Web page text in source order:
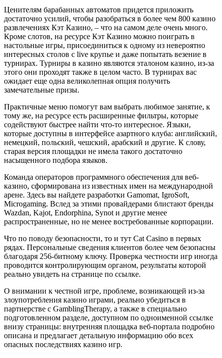
Ценителям барабанных автоматов придется приложить
достаточно усилий, чтобы разобраться в более чем 800 казино
развлечениях Кэт Казино, – что на самом деле очень много.
Кроме слотов, на ресурсе Кэт Казино можно поиграть в
настольные игры, присоединиться к одному из невероятно
интересных столов с live крупье и даже попытать везение в
турнирах. Турниры в казино являются эталоном казино, из-за
этого они проходят также в целом часто. В турнирах вас
ожидает еще одна великолепная опция получить
замечательные призы.
Практичные меню помогут вам выбрать любимое занятие, к
тому же, на ресурсе есть расширенные фильтры, которые
содействуют быстрее найти что-то интересное. Языки,
которые доступны в интерфейсе азартного клуба: английский,
немецкий, польский, чешский, арабский и другие. К слову,
старая версия площадки не имела такого достаточно
насыщенного подбора языков.
Команда операторов программного обеспечения для веб-
казино, сформирована из известных имен на международной
арене. Здесь вы найдете разработки Gamomat, IgroSoft,
Microgaming. Вслед за этими провайдерами блистают бренды
Wazdan, Kajot, Endorphina, Synot и другие менее
распространенные, но не менее востребованные корпорации.
Что по поводу безопасности, то и тут Cat Casino в первых
рядах. Персональные сведения клиентов более чем безопасны
благодаря 256-битному ключу. Проверка честности игр иногда
проводится контролирующим органом, результаты которой
реально увидеть на странице по ссылке.
О внимании к честной игре, проблеме, возникающей из-за
злоупотребления казино играми, реально убедиться в
партнерстве с GamblingTherapy, а также в специально
подготовленном разделе, доступном по одноименной ссылке
внизу страницы: внутренняя площадка веб-портала подробно
описана и предлагает детальную информацию обо всех
опасных последствиях казино игр.